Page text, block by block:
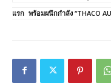
แรก พร้อมผนึกกำลัง “THACO